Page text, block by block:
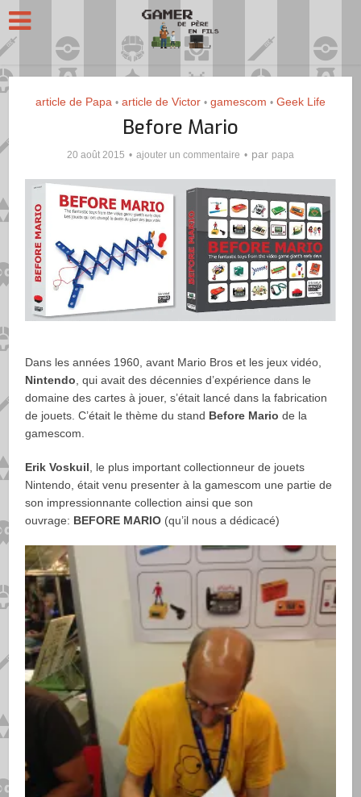
article de Papa • article de Victor • gamescom • Geek Life
Before Mario
20 août 2015 ajouter un commentaire par papa
Dans les années 1960, avant Mario Bros et les jeux vidéo,
Nintendo, qui avait des décennies d’expérience dans le
domaine des cartes à jouer, s’était lancé dans la fabrication
de jouets. C’était le thème du stand Before Mario de la
gamescom.
Erik Voskuil, le plus important collectionneur de jouets
Nintendo, était venu presenter à la gamescom une partie de
son impressionnante collection ainsi que son
ouvrage: BEFORE MARIO (qu’il nous a dédicacé)